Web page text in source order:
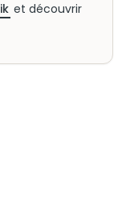
et découvrir